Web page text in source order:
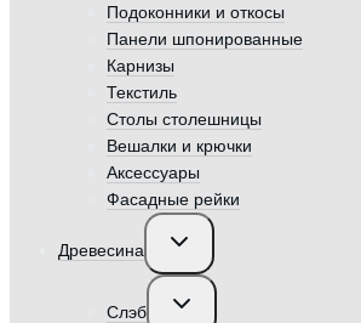
Подоконники и откосы
Панели шпонированные
Карнизы
Текстиль
Столы столешницы
Вешалки и крючки
Аксессуары
Фасадные рейки
Древесина
Переключить
дочернее
Слэб
Переключить
дочернее